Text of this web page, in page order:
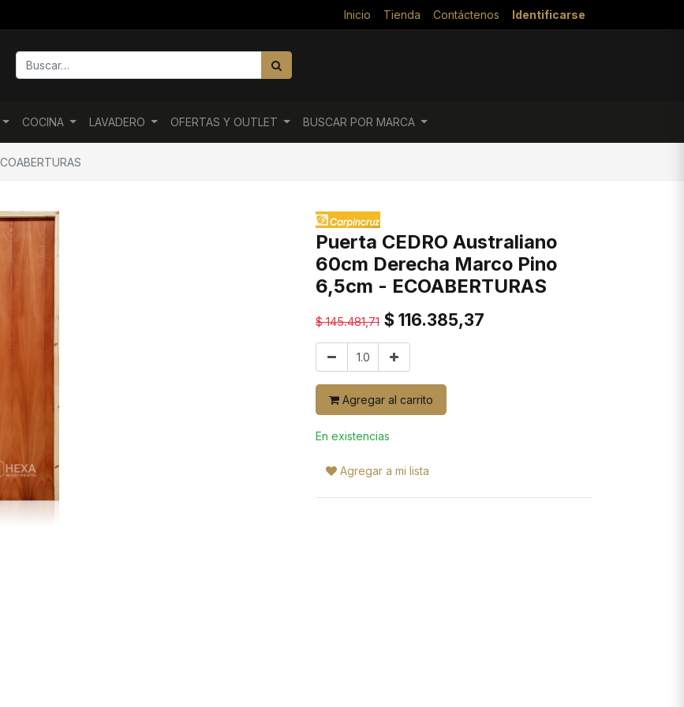
Inicio Tienda Contáctenos Identificarse
COCINA LAVADERO OFERTAS Y OUTLET BUSCAR POR MARCA
Puerta CEDRO Australiano
60cm Derecha Marco Pino
6,5cm - ECOABERTURAS
$145.481,71 $ 116.385,37
Agregar al carrito
En existencias
Agregar a mi lista